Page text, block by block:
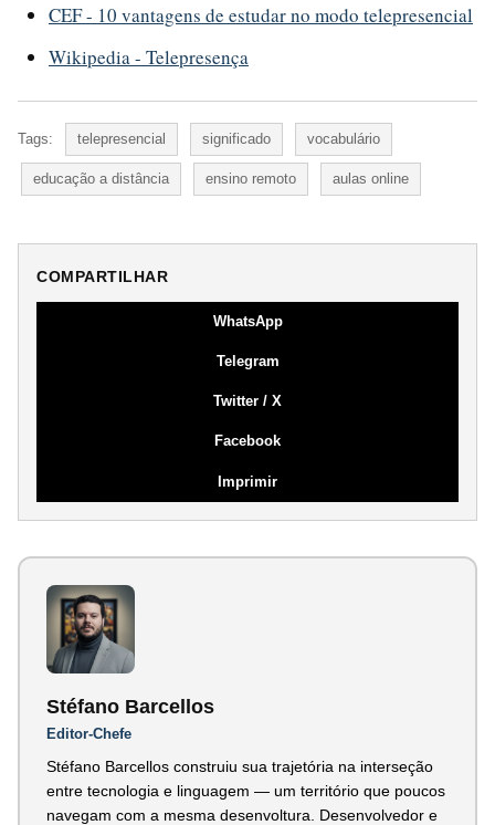
CEF - 10 vantagens de estudar no modo telepresencial
Wikipedia - Telepresença
Tags: telepresencial significado vocabulário
educação a distância ensino remoto aulas online
COMPARTILHAR
WhatsApp
Telegram
Twitter / X
Facebook
Imprimir
Stéfano Barcellos
Editor-Chefe
Stéfano Barcellos construiu sua trajetória na interseção
entre tecnologia e linguagem — um território que poucos
navegam com a mesma desenvoltura. Desenvolvedor e